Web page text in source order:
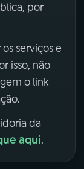
por
serviços e
isso, não
o link
da
aqui.